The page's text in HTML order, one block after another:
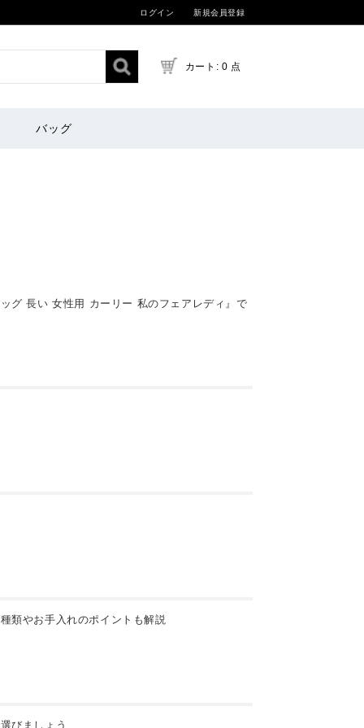
ログイン 新規会員登録
カート: 0 点
バッグ
グ 長い 女性用 カーリー 私のフェアレディ』で
類やお手入れのポイントも解説
びましょう